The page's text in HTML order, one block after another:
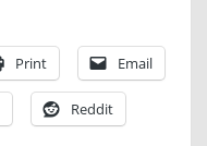
Print Email
Reddit